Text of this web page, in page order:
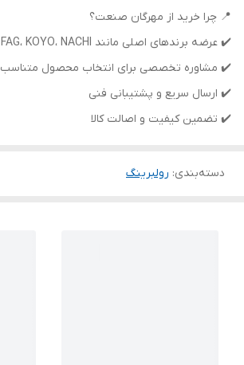
📍 چرا خرید از مهرگان صنعت؟
✔️ عرضه برندهای اصلی مانند SKF، FAG، KOYO، NACHI
✔️ مشاوره تخصصی برای انتخاب محصول متناسب
✔️ ارسال سریع و پشتیبانی فنی
✔️ تضمین کیفیت و اصالت کالا
دسته‌بندی: رولبرینگ